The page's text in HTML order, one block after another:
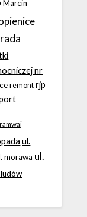
Marcin
rada
nr
remont rjp
ul.
morawa ul.